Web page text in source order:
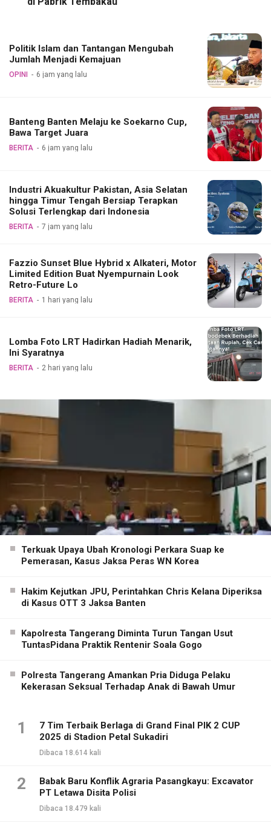
Politik Islam dan Tantangan Mengubah
Jumlah Menjadi Kemajuan
OPINI 6 jam yang lalu
Banteng Banten Melaju ke Soekarno Cup,
Bawa Target Juara
BERITA 6 jam yang lalu
Industri Akuakultur Pakistan, Asia Selatan
hingga Timur Tengah Bersiap Terapkan
Solusi Terlengkap dari Indonesia
BERITA 7 jam yang lalu
Fazzio Sunset Blue Hybrid x Alkateri, Motor
Limited Edition Buat Nyempurnain Look
Retro-Future Lo
BERITA 1 hari yang lalu
Lomba Foto LRT Hadirkan Hadiah Menarik,
Ini Syaratnya
BERITA 2 hari yang lalu
Terkuak Upaya Ubah Kronologi Perkara Suap ke
Pemerasan, Kasus Jaksa Peras WN Korea
Hakim Kejutkan JPU, Perintahkan Chris Kelana Diperiksa
di Kasus OTT 3 Jaksa Banten
Kapolresta Tangerang Diminta Turun Tangan Usut
TuntasPidana Praktik Rentenir Soala Gogo
Polresta Tangerang Amankan Pria Diduga Pelaku
Kekerasan Seksual Terhadap Anak di Bawah Umur
1
7 Tim Terbaik Berlaga di Grand Final PIK 2 CUP
2025 di Stadion Petal Sukadiri
Dibaca 18.614 kali
2
Babak Baru Konflik Agraria Pasangkayu: Excavator
PT Letawa Disita Polisi
Dibaca 18.479 kali